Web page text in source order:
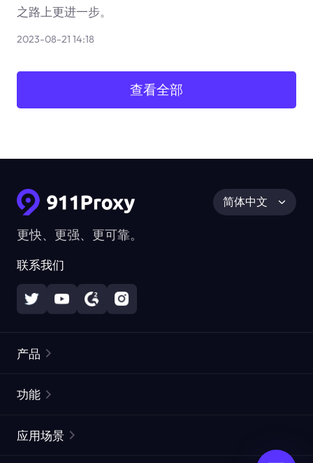
之路上更进一步。
2023-08-21 14:18
查看全部
更快、更强、更可靠。
联系我们
简体中文
产品
静态住宅代理
功能
应用场景